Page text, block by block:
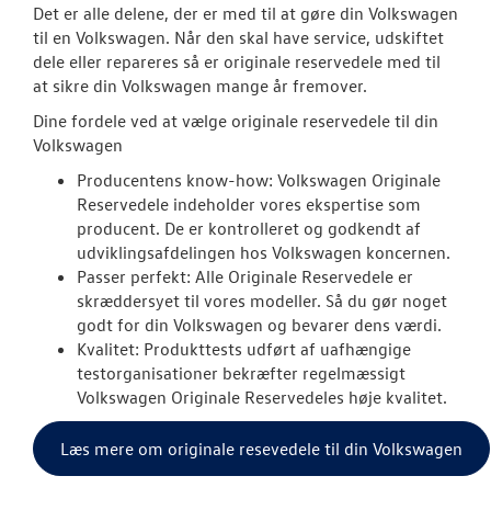
Originale
NYHEDER
OM OS
JOB OG
Det er alle delene, der er med til at gøre din Volkswagen
til en Volkswagen. Når den skal have service, udskiftet
dele eller repareres så er originale reservedele med til
at sikre din Volkswagen mange år fremover.
Dine fordele ved at vælge originale reservedele til din
Volkswagen
Producentens know-how: Volkswagen Originale
Reservedele indeholder vores ekspertise som
producent. De er kontrolleret og godkendt af
udviklingsafdelingen hos Volkswagen koncernen.
Passer perfekt: Alle Originale Reservedele er
skræddersyet til vores modeller. Så du gør noget
godt for din Volkswagen og bevarer dens værdi.
Kvalitet: Produkttests udført af uafhængige
testorganisationer bekræfter regelmæssigt
Volkswagen Originale Reservedeles høje kvalitet.
Læs mere om originale resevedele til din Volkswagen